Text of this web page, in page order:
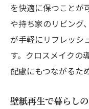
を快適に保つことが
や持ち家のリビング
が手軽にリフレッシ
す。クロスメイクの
配慮にもつながるた
壁紙再生で暮らし